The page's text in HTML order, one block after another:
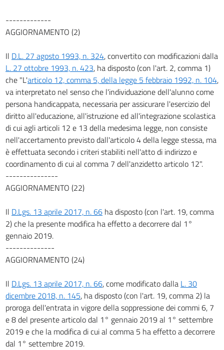
-------------
AGGIORNAMENTO (2)
Il D.L. 27 agosto 1993, n. 324, convertito con modificazioni dalla
L. 27 ottobre 1993, n. 423, ha disposto (con l'art. 2, comma 1)
che "L'articolo 12, comma 5, della legge 5 febbraio 1992, n. 104,
va interpretato nel senso che l'individuazione dell'alunno come
persona handicappata, necessaria per assicurare l'esercizio del
diritto all'educazione, all'istruzione ed all'integrazione scolastica
di cui agli articoli 12 e 13 della medesima legge, non consiste
nell'accertamento previsto dall'articolo 4 della legge stessa, ma
è effettuata secondo i criteri stabiliti nell'atto di indirizzo e
coordinamento di cui al comma 7 dell'anzidetto articolo 12".
---------------
AGGIORNAMENTO (22)
Il D.Lgs. 13 aprile 2017, n. 66 ha disposto (con l'art. 19, comma
2) che la presente modifica ha effetto a decorrere dal 1°
gennaio 2019.
--------------
AGGIORNAMENTO (24)
Il D.Lgs. 13 aprile 2017, n. 66, come modificato dalla L. 30
dicembre 2018, n. 145, ha disposto (con l'art. 19, comma 2) la
proroga dell'entrata in vigore della soppressione dei commi 6, 7
e 8 del presente articolo dal 1° gennaio 2019 al 1° settembre
2019 e che la modifica di cui al comma 5 ha effetto a decorrere
dal 1° settembre 2019.